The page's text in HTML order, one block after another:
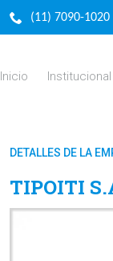
(11) 7090-1020
Inicio Institucional
DETALLES DE LA
TIPOITI